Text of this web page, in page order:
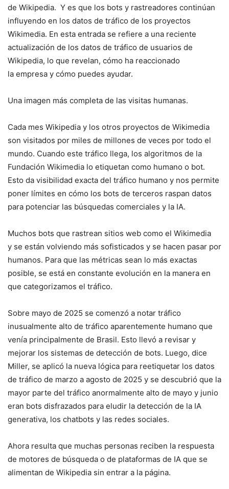
de Wikipedia. Y es que los bots y rastreadores continúan
influyendo en los datos de tráfico de los proyectos
Wikimedia. En esta entrada se refiere a una reciente
actualización de los datos de tráfico de usuarios de
Wikipedia, lo que revelan, cómo ha reaccionado
la empresa y cómo puedes ayudar.
Una imagen más completa de las visitas humanas.
Cada mes Wikipedia y los otros proyectos de Wikimedia
son visitados por miles de millones de veces por todo el
mundo. Cuando este tráfico llega, los algoritmos de la
Fundación Wikimedia lo etiquetan como humano o bot.
Esto da visibilidad exacta del tráfico humano y nos permite
poner límites en cómo los bots de terceros raspan datos
para potenciar las búsquedas comerciales y la IA.
Muchos bots que rastrean sitios web como el Wikimedia
y se están volviendo más sofisticados y se hacen pasar por
humanos. Para que las métricas sean lo más exactas
posible, se está en constante evolución en la manera en
que categorizamos el tráfico.
Sobre mayo de 2025 se comenzó a notar tráfico
inusualmente alto de tráfico aparentemente humano que
venía principalmente de Brasil. Esto llevó a revisar y
mejorar los sistemas de detección de bots. Luego, dice
Miller, se aplicó la nueva lógica para reetiquetar los datos
de tráfico de marzo a agosto de 2025 y se descubrió que la
mayor parte del tráfico anormalmente alto de mayo y junio
eran bots disfrazados para eludir la detección de la IA
generativa, los chatbots y las redes sociales.
Ahora resulta que muchas personas reciben la respuesta
de motores de búsqueda o de plataformas de IA que se
alimentan de Wikipedia sin entrar a la página.